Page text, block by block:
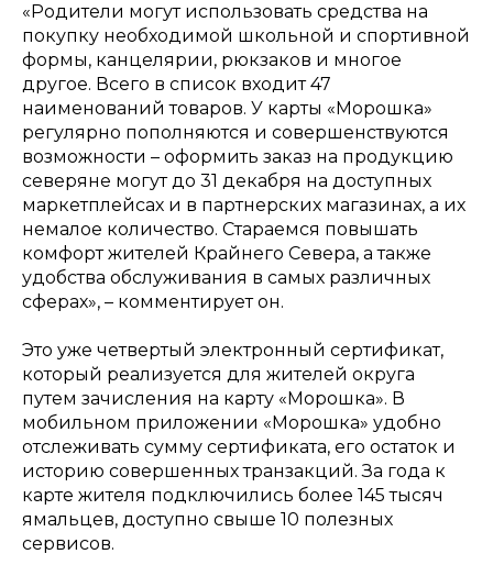
«Родители могут использовать средства на
покупку необходимой школьной и спортивной
формы, канцелярии, рюкзаков и многое
другое. Всего в список входит 47
наименований товаров. У карты «Морошка»
регулярно пополняются и совершенствуются
возможности – оформить заказ на продукцию
северяне могут до 31 декабря на доступных
маркетплейсах и в партнерских магазинах, а их
немалое количество. Стараемся повышать
комфорт жителей Крайнего Севера, а также
удобства обслуживания в самых различных
сферах», – комментирует он.
Это уже четвертый электронный сертификат,
который реализуется для жителей округа
путем зачисления на карту «Морошка». В
мобильном приложении «Морошка» удобно
отслеживать сумму сертификата, его остаток и
историю совершенных транзакций. За года к
карте жителя подключились более 145 тысяч
ямальцев, доступно свыше 10 полезных
сервисов.